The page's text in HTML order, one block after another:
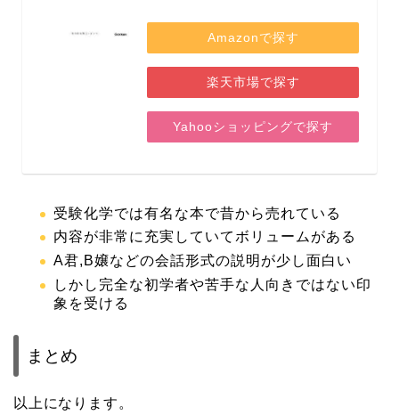
Amazonで探す
楽天市場で探す
Yahooショッピングで探す
受験化学では有名な本で昔から売れている
内容が非常に充実していてボリュームがある
A君,B嬢などの会話形式の説明が少し面白い
しかし完全な初学者や苦手な人向きではない印
象を受ける
まとめ
以上になります。